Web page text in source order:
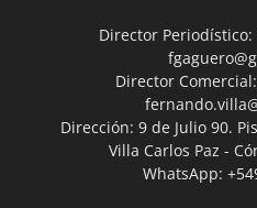
Director
Director
Dirección: 9 de Julio 90.
Villa Carlos Paz -
WhatsApp: